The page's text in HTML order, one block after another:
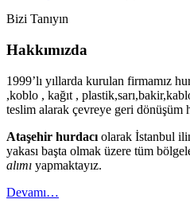
Bizi Tanıyın
Hakkımızda
1999’lı yıllarda kurulan firmamız
,koblo , kağıt ,
teslim alarak çevreye geri dönüşüm
Ataşehir hurdacı olarak İstanbul
yakası başta olmak üzere tüm
alımı yapmaktayız.
Devamı…